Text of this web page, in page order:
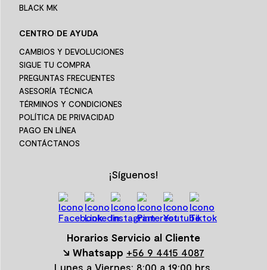
BLACK MK
CENTRO DE AYUDA
CAMBIOS Y DEVOLUCIONES
SIGUE TU COMPRA
PREGUNTAS FRECUENTES
ASESORÍA TÉCNICA
TÉRMINOS Y CONDICIONES
POLÍTICA DE PRIVACIDAD
PAGO EN LÍNEA
CONTÁCTANOS
¡Síguenos!
Horarios Servicio al Cliente
↘ Whatsapp +56 9 4415 4087
Lunes a Viernes: 8:00 a 19:00 hrs.